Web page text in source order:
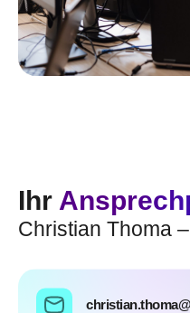
Ihr
Christian Thoma